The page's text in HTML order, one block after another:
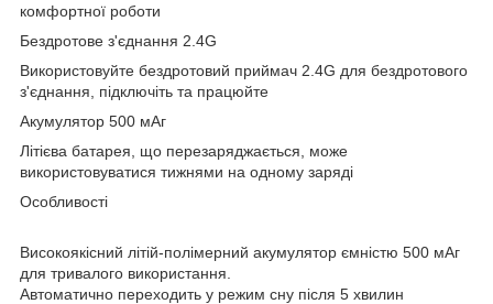
комфортної роботи
Бездротове з'єднання 2.4G
Використовуйте бездротовий приймач 2.4G для бездротового
з'єднання, підключіть та працюйте
Акумулятор 500 мАг
Літієва батарея, що перезаряджається, може
використовуватися тижнями на одному заряді
Особливості
Високоякісний літій-полімерний акумулятор ємністю 500 мАг
для тривалого використання.
Автоматично переходить у режим сну після 5 хвилин